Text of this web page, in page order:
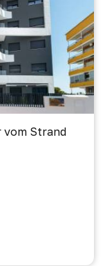
vom Strand